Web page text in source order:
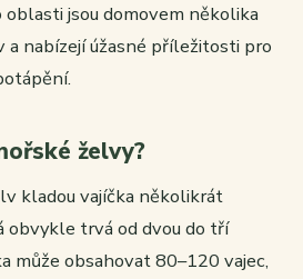
jsou domovem několika
a nabízejí úžasné příležitosti pro
želvy?
kladou vajíčka několikrát
obvykle trvá od dvou do tří
může obsahovat 80–120 vajec,